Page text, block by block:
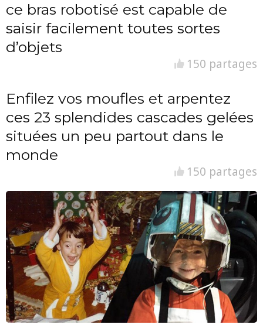
ce bras robotisé est capable de
saisir facilement toutes sortes
d’objets
150 partages
Enfilez vos moufles et arpentez
ces 23 splendides cascades gelées
situées un peu partout dans le
monde
150 partages